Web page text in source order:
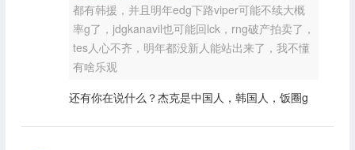
都有韩援，并且明年edg下路viper可能不续大概
率g了，jdgkanavil也可能回lck，rng破产拍卖了，
tes人心不齐，明年都没新人能站出来了，我不懂
有啥乐观
还有你在说什么？杰克是中国人，韩国人，饭圈g